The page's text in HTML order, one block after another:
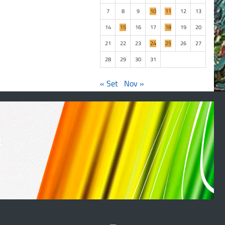
7
8 9 10 11 12
13
14
15 16 17 18 19
20
21
22 23 24 25 26
27
28
29 30 31
« Set Nov »